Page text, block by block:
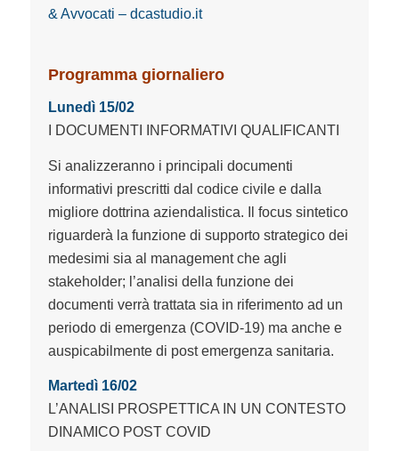
& Avvocati – dcastudio.it
Programma giornaliero
Lunedì 15/02
I DOCUMENTI INFORMATIVI QUALIFICANTI
Si analizzeranno i principali documenti
informativi prescritti dal codice civile e dalla
migliore dottrina aziendalistica. Il focus sintetico
riguarderà la funzione di supporto strategico dei
medesimi sia al management che agli
stakeholder; l’analisi della funzione dei
documenti verrà trattata sia in riferimento ad un
periodo di emergenza (COVID-19) ma anche e
auspicabilmente di post emergenza sanitaria.
Martedì 16/02
L’ANALISI PROSPETTICA IN UN CONTESTO
DINAMICO POST COVID